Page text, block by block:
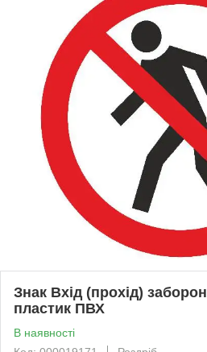
Знак Вхід (прохід)
пластик ПВХ
В наявності